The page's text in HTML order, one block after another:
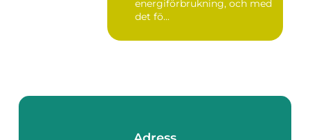
energiförbrukning, och med
det fö...